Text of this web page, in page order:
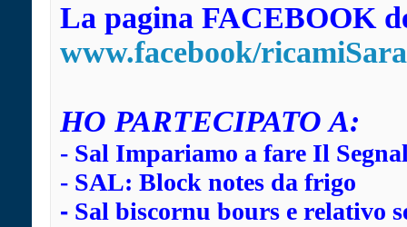
La pagina FACEBOOK
www.facebook/ricamiSara
HO PARTECIPATO A:
- Sal Impariamo a fare Il
- SAL: Block notes da frigo
- Sal biscornu bours e relativo